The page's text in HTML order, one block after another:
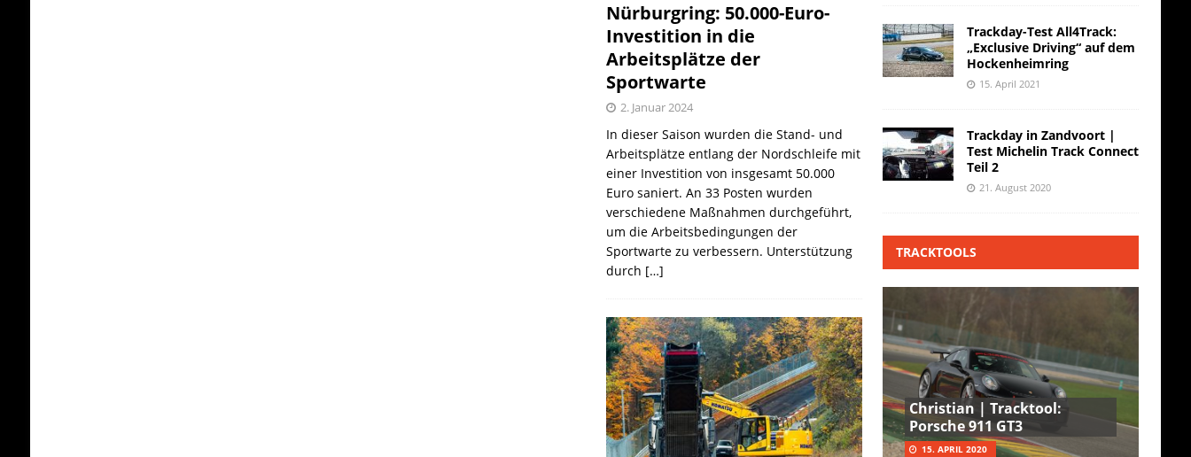
Nürburgring: 50.000-Euro-
Investition in die
Arbeitsplätze der
Sportwarte
2. Januar 2024
In dieser Saison wurden die Stand- und
Arbeitsplätze entlang der Nordschleife mit
einer Investition von insgesamt 50.000
Euro saniert. An 33 Posten wurden
verschiedene Maßnahmen durchgeführt,
um die Arbeitsbedingungen der
Sportwarte zu verbessern. Unterstützung
durch […]
Trackday-Test All4Track:
„Exclusive Driving“ auf dem
Hockenheimring
15. April 2021
Trackday in Zandvoort |
Test Michelin Track Connect
Teil 2
21. August 2020
TRACKTOOLS
Christian | Tracktool:
Porsche 911 GT3
15. APRIL 2020